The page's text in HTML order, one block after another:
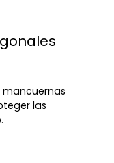
mancuernas
las